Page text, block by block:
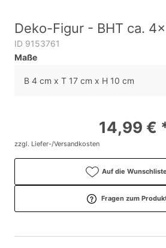
Deko-Figur - BHT ca.
ID 9153761
Maße
B 4 cm x T 17 cm x H 10 cm
14,99 €
zzgl. Liefer-/Versandkosten
Auf die Wunschliste
Fragen zum